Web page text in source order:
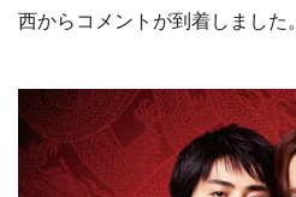
西からコメントが到着しました。